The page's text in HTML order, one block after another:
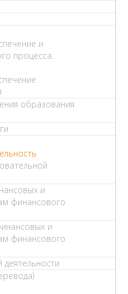
и
процесса.
образования
и
финансового
и
финансового